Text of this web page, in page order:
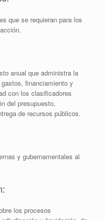
que se requieran para los
anual que administra la
financiamiento y
con los clasificadores
del presupuesto,
de recursos públicos.
y gubernamentales al
los procesos